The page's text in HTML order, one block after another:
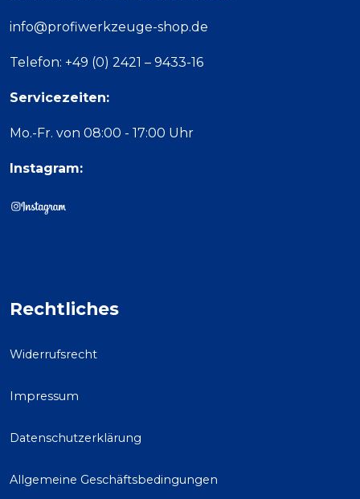
info@profiwerkzeuge-shop.de
Telefon: +49 (0) 2421 – 9433-16
Servicezeiten:
Mo.-Fr. von 08:00 - 17:00 Uhr
Instagram:
Rechtliches
Widerrufsrecht
Impressum
Datenschutzerklärung
Allgemeine Geschäftsbedingungen